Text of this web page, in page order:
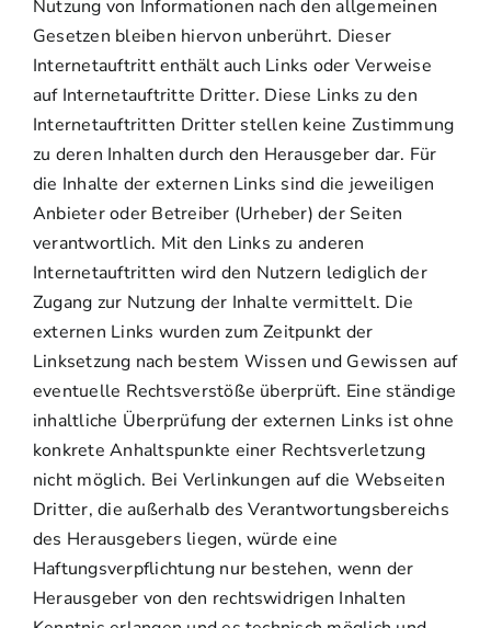
Nutzung von Informationen nach den allgemeinen
Gesetzen bleiben hiervon unberührt. Dieser
Internetauftritt enthält auch Links oder Verweise
auf Internetauftritte Dritter. Diese Links zu den
Internetauftritten Dritter stellen keine Zustimmung
zu deren Inhalten durch den Herausgeber dar. Für
die Inhalte der externen Links sind die jeweiligen
Anbieter oder Betreiber (Urheber) der Seiten
verantwortlich. Mit den Links zu anderen
Internetauftritten wird den Nutzern lediglich der
Zugang zur Nutzung der Inhalte vermittelt. Die
externen Links wurden zum Zeitpunkt der
Linksetzung nach bestem Wissen und Gewissen auf
eventuelle Rechtsverstöße überprüft. Eine ständige
inhaltliche Überprüfung der externen Links ist ohne
konkrete Anhaltspunkte einer Rechtsverletzung
nicht möglich. Bei Verlinkungen auf die Webseiten
Dritter, die außerhalb des Verantwortungsbereichs
des Herausgebers liegen, würde eine
Haftungsverpflichtung nur bestehen, wenn der
Herausgeber von den rechtswidrigen Inhalten